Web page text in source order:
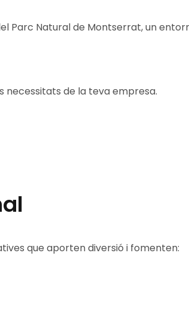
Parc Natural de Montserrat, un
de la teva empresa.
que aporten diversió i fomenten: